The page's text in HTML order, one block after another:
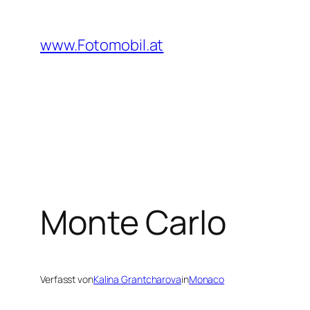
springen
www.Fotomobil.at
Monte Carlo
Verfasst vonKalina GrantcharovainMonaco